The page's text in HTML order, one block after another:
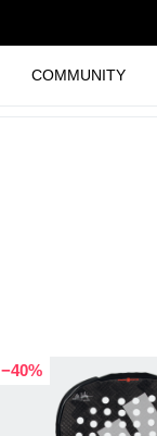
COMMUNITY
−40%